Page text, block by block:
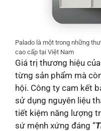
Palado là một trong những
cao cấp tại Việt Nam
Giá trị thương hiệu của
từng sản phẩm mà
hội. Công ty cam kết
sử dụng nguyên liệu
tiết kiệm năng lượng
sứ mệnh xứng đáng “